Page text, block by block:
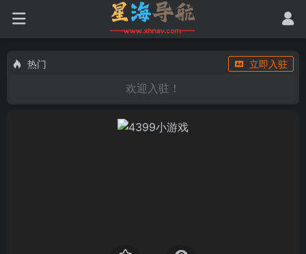
热门 立即入驻
欢迎入驻！